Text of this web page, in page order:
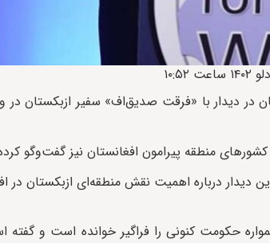
در دیدار با «فرقت صدیق‌اف» سفیر ازبکستان
منطقه پیرامون افغانستان نیز گفت‌و‌گو
دیدار درباره اهمیت نقش منطقه‌ای ازبکستان در
حکومت کنونی را فراگیر خوانده است و گفته